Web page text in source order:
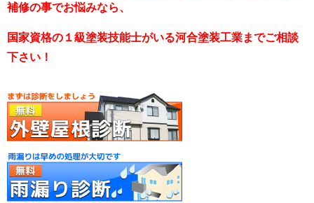
補修の事でお悩みなら、
国家資格の１級塗装技能士がいる河合塗装工業までご相談
下さい！